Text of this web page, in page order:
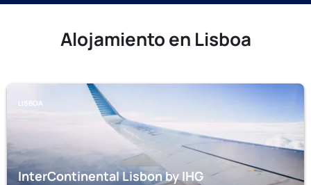
Alojamiento en Lisboa
LISBOA
InterContinental Lisbon by IHG